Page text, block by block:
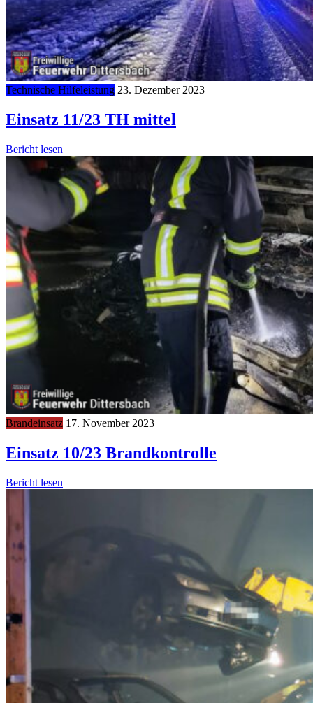
Technische Hilfeleistung 23. Dezember 2023
Einsatz 11/23 TH mittel
Bericht lesen
Brandeinsatz 17. November 2023
Einsatz 10/23 Brandkontrolle
Bericht lesen